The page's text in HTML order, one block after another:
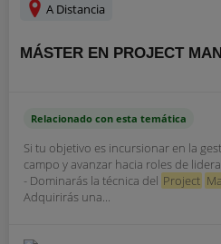
A Distancia
MÁSTER EN PROJECT
Relacionado con esta temática
Si tu objetivo es incursionar en la
campo y avanzar hacia roles de
- Dominarás la técnica del Project
Adquirirás una...